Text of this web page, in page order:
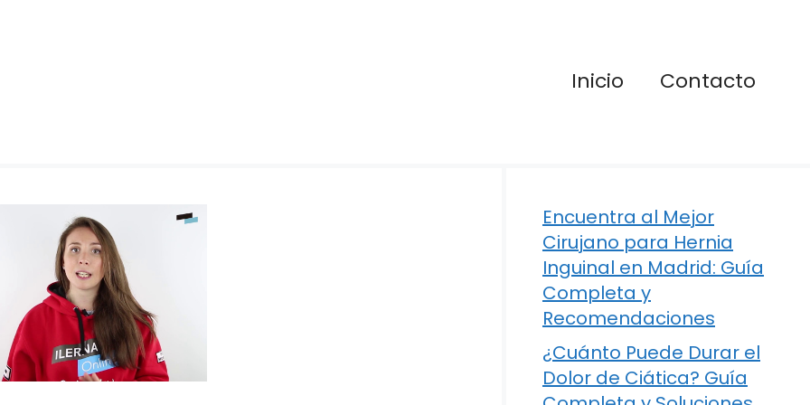
Inicio Contacto
Encuentra al Mejor
Cirujano para Hernia
Inguinal en Madrid: Guía
Completa y
Recomendaciones
¿Cuánto Puede Durar el
Dolor de Ciática? Guía